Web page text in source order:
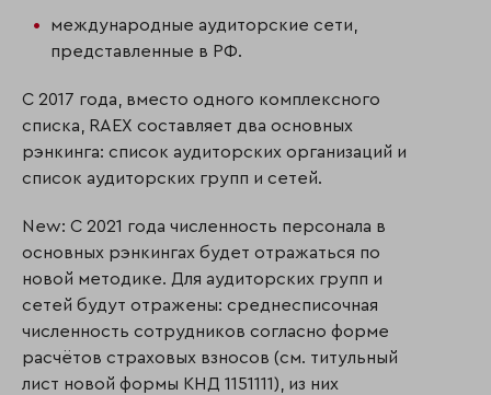
международные аудиторские сети,
представленные в РФ.
С 2017 года, вместо одного комплексного
списка, RAEX составляет два основных
рэнкинга: список аудиторских организаций и
список аудиторских групп и сетей.
New: С 2021 года численность персонала в
основных рэнкингах будет отражаться по
новой методике. Для аудиторских групп и
сетей будут отражены: среднесписочная
численность сотрудников согласно форме
расчётов страховых взносов (см. титульный
лист новой формы КНД 1151111), из них